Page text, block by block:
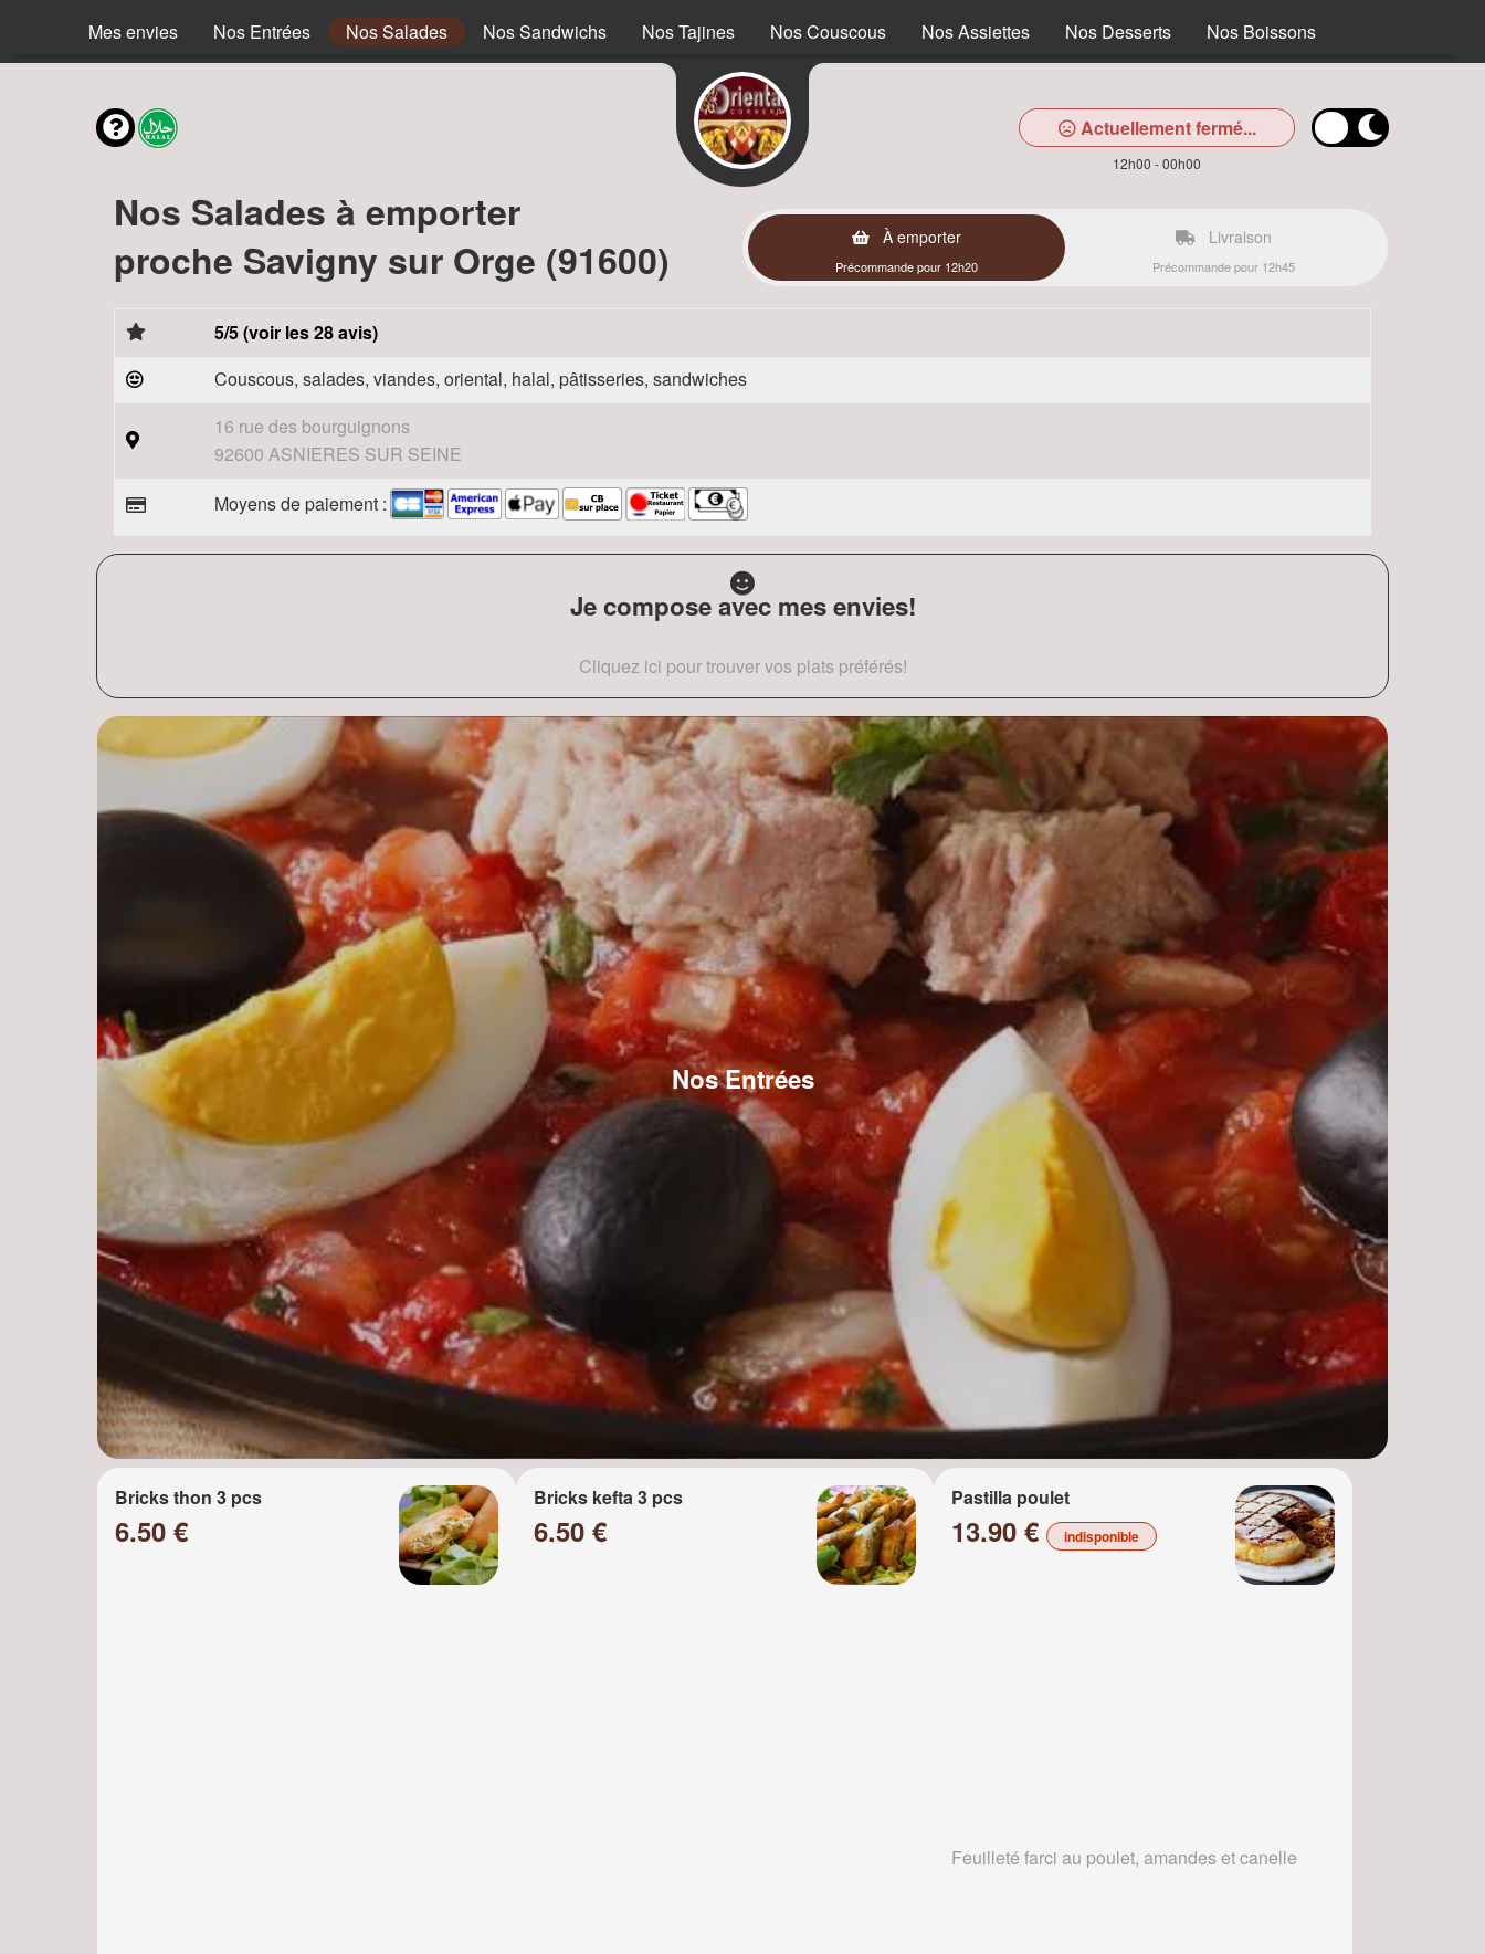
Mes envies Nos Entrées Nos Salades Nos Sandwichs Nos Tajines Nos Couscous Nos Assiettes Nos Desserts Nos Boissons
Actuellement fermé...
12h00 - 00h00
Nos Salades à emporter
proche Savigny sur Orge (91600)
À emporter
Précommande pour 12h20
Livraison
Précommande pour 12h45
5/5 (voir les 28 avis)
Couscous, salades, viandes, oriental, halal, pâtisseries, sandwiches
16 rue des bourguignons
92600 ASNIERES SUR SEINE
Moyens de paiement :
Je compose avec mes envies!
Cliquez ici pour trouver vos plats préférés!
Nos Entrées
Bricks thon 3 pcs
6.50 €
Bricks kefta 3 pcs
6.50 €
Pastilla poulet
13.90 € indisponible
Feuilleté farci au poulet, amandes et canelle